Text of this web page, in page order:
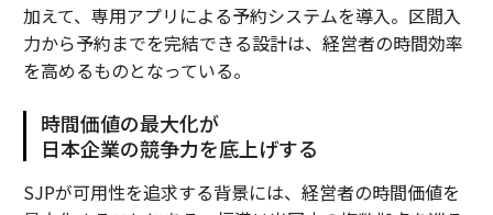
加えて、専用アプリによる予約システムを導入。区間入
力から予約までを完結できる設計は、経営者の時間効率
を高めるものとなっている。
時間価値の最大化が
日本企業の競争力を底上げする
SJPが可用性を追求する背景には、経営者の時間価値を